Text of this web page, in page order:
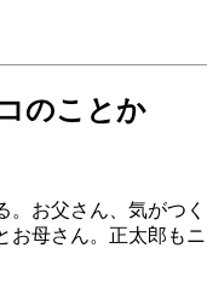
のことか
お父さん、気がつ
母さん。正太郎も